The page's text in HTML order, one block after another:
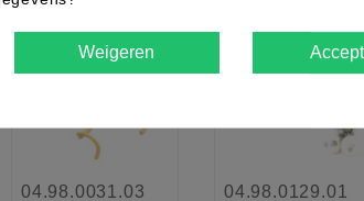
favorite_border
04.98.0031.03
Nieuw favorite_border
04.98.0129.01
Weigeren